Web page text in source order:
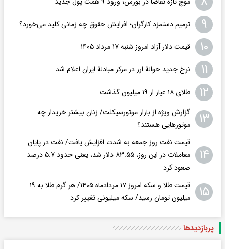
۹ ترمیم دستمزد کارگران؛ افزایش حقوق چه زمانی کلید می‌خورد؟
۱۰ قیمت دلار آزاد امروز شنبه ۱۷ مرداد ۱۴۰۵
۱۱ نرخ جدید حوالهٔ ارز در مرکز مبادلهٔ ایران اعلام شد
۱۲ طلای ۱۸ عیار از ۱۹ میلیون گذشت
۱۳
گزارش ویژه از بازار موتورسیکلت/ زنان بیشتر خریدار چه
موتورهایی هستند؟
۱۴
قیمت نفت روز جمعه به شدت افزایش یافت/ نفت در پایان
معاملات در این روز، ۸۳.۵۵ دلار شد، یعنی حدود ۵.۷ درصد
صعود کرد
۱۵
قیمت طلا و سکه امروز ۱۷ مردادماه ۱۴۰۵/ هر گرم طلا به ۱۹
میلیون تومان رسید/ سکه میلیونی تغییر کرد
پربازدید‌ها